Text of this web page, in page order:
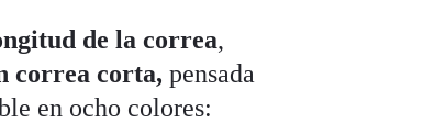
de la correa,
correa corta, pensada
en ocho colores: